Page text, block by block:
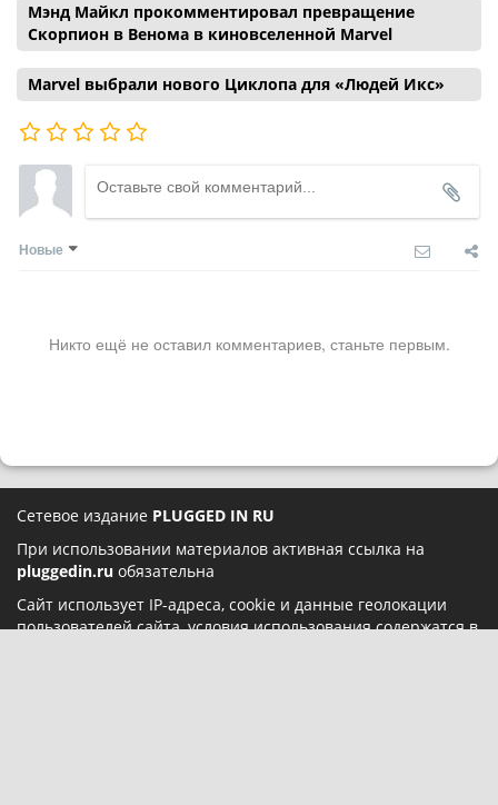
Мэнд Майкл прокомментировал превращение
Скорпион в Венома в киновселенной Marvel
Marvel выбрали нового Циклопа для «Людей Икс»
Новые
Никто ещё не оставил комментариев, станьте первым.
Сетевое издание PLUGGED IN RU
При использовании материалов активная ссылка на
pluggedin.ru обязательна
Сайт использует IP-адреса, cookie и данные геолокации
пользователей сайта, условия использования содержатся в